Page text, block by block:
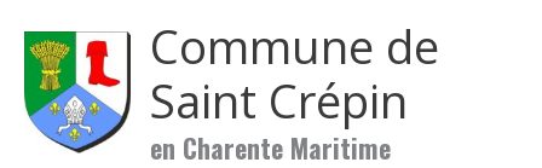
Commune de
Saint Crépin
en Charente Maritime